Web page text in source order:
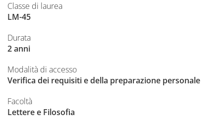
Classe di laurea
LM-45
Durata
2 anni
Modalità di accesso
Verifica dei requisiti e della preparazione personale
Facoltà
Lettere e Filosofia